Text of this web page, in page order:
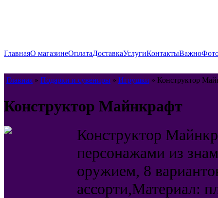
ГлавнаяО магазинеОплатаДоставкаУслугиКонтактыВажно
Главная » Подарки и сувениры » Игрушки » Конструктор
Конструктор Майнкрафт
Конструктор
персонажами из
оружием, 8
ассорти,Материал: